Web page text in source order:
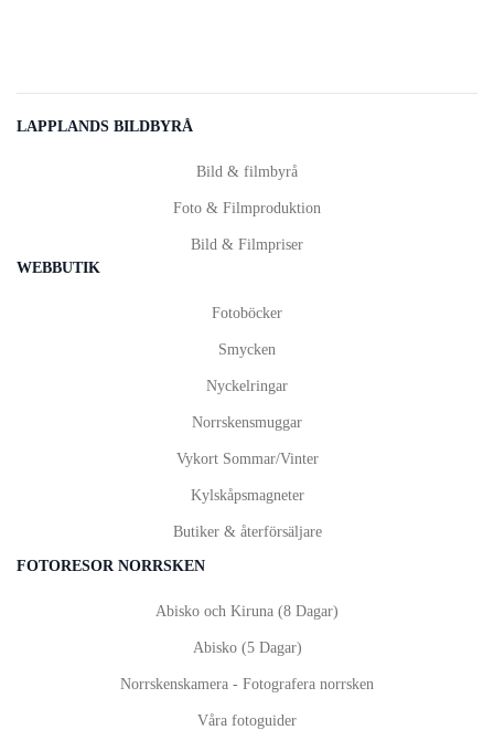
LAPPLANDS BILDBYRÅ
Bild & filmbyrå
Foto & Filmproduktion
Bild & Filmpriser
WEBBUTIK
Fotoböcker
Smycken
Nyckelringar
Norrskensmuggar
Vykort Sommar/Vinter
Kylskåpsmagneter
Butiker & återförsäljare
FOTORESOR NORRSKEN
Abisko och Kiruna (8 Dagar)
Abisko (5 Dagar)
Norrskenskamera - Fotografera norrsken
Våra fotoguider